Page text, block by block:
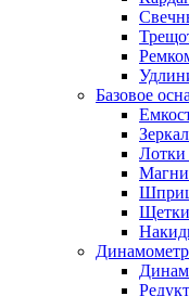
Базовое
Лотки
Щетки